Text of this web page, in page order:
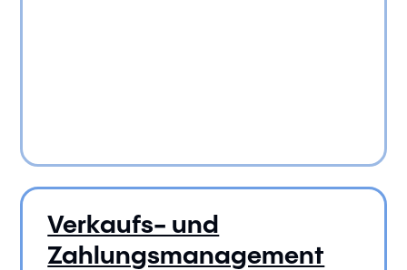
Verkaufs- und
Zahlungsmanagement